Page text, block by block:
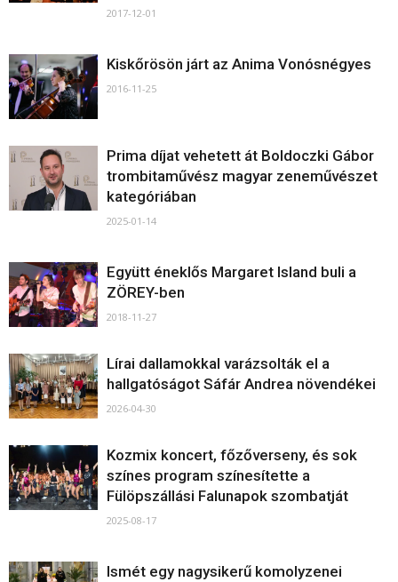
2017-12-01
Kiskőrösön járt az Anima Vonósnégyes
2016-11-25
Prima díjat vehetett át Boldoczki Gábor
trombitaművész magyar zeneművészet
kategóriában
2025-01-14
Együtt éneklős Margaret Island buli a
ZÖREY-ben
2018-11-27
Lírai dallamokkal varázsolták el a
hallgatóságot Sáfár Andrea növendékei
2026-04-30
Kozmix koncert, főzőverseny, és sok
színes program színesítette a
Fülöpszállási Falunapok szombatját
2025-08-17
Ismét egy nagysikerű komolyzenei